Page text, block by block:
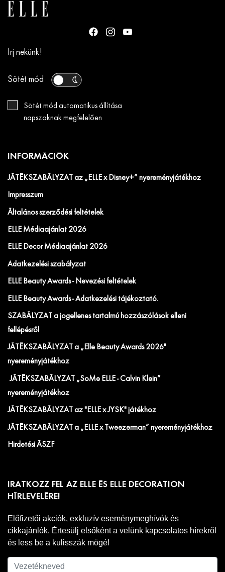
Írj nekünk!
Sötét mód
Sötét mód automatikus állítása
napszaknak megfelelően
INFORMÁCIÓK
JÁTÉKSZABÁLYZAT az „ELLE x Disney+” nyereményjátékhoz
Impresszum
Általános szerződési feltételek
ELLE Médiaajánlat 2026
ELLE Decor Médiaajánlat 2026
Adatkezelési szabályzat
ELLE Beauty Awards - Nevezési feltételek
ELLE Beauty Awards - Adatkezelési tájékoztató.
SZABÁLYZAT a jogellenes tartalmú hozzászólások elleni
fellépésről
JÁTÉKSZABÁLYZAT a „Elle Beauty Awards 2026"
nyereményjátékhoz
JÁTÉKSZABÁLYZAT „SoMe ELLE - Calvin Klein”
nyereményjátékhoz
JÁTÉKSZABÁLYZAT az "ELLE x JYSK" játékhoz
JÁTÉKSZABÁLYZAT a „ELLE x Tweezerman” nyereményjátékhoz
Hirdetési ÁSZF
IRATKOZZ FEL AZ ELLE ÉS ELLE DECORATION
HÍRLEVELÉRE!
Előfizetői akciók, exkluzív eseménymeghívók és
cikkajánlók. Értesülj elsőként a velünk kapcsolatos hírekről
és less be a kulisszák mögé!